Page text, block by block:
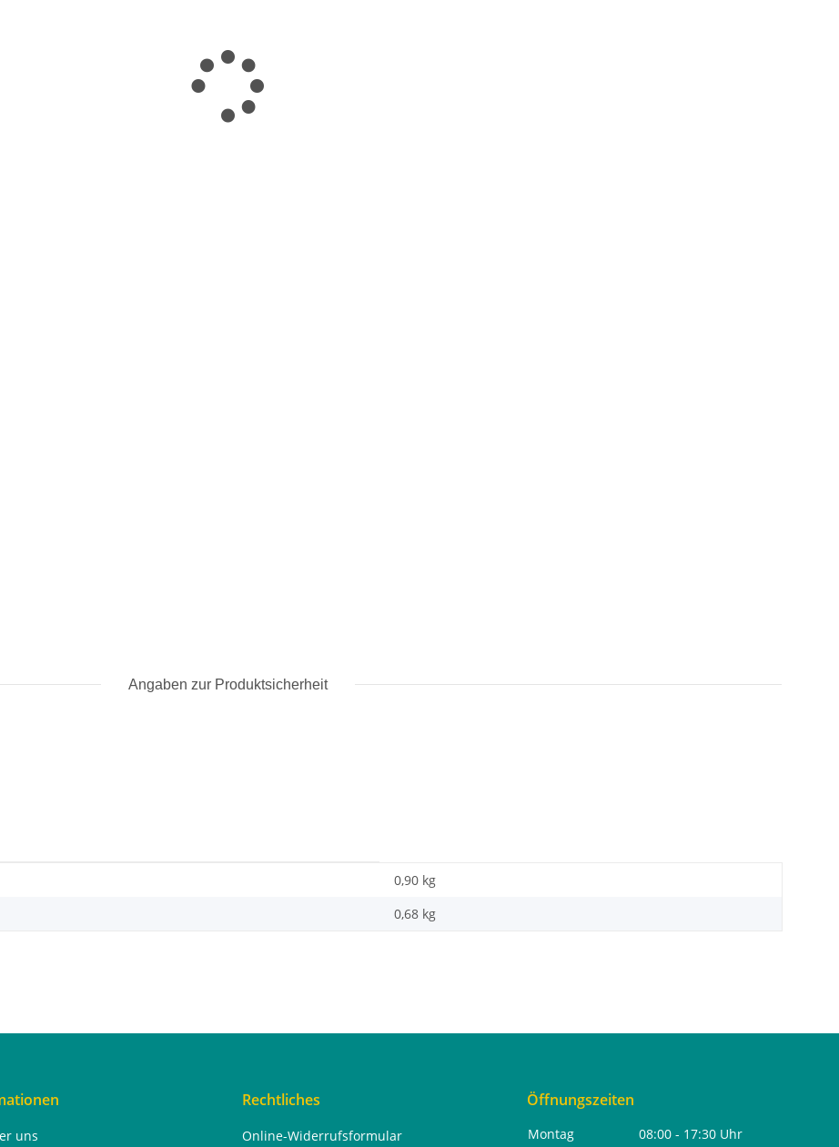
Angaben zur Produktsicherheit
0,90 kg
0,68 kg
uns
Rechtliches
Online-Widerrufsformular
Öffnungszeiten
Montag
08:00 - 17:30 Uhr